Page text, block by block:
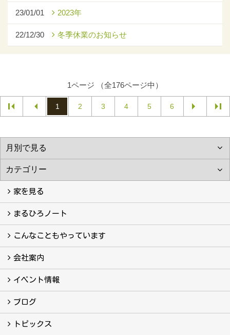
23/01/01 2023年
22/12/30 冬季休業のお知らせ
1ページ （全176ページ中）
1 2 3 4 5 6
家を見る
フォトギャラリー
現場レポート
完工事例
お客様の声
まるひろノート
真っ直ぐの家づくり
自慢の大工たち
こだわりの自然素材
快適な家のエッセンス
注文住宅ができるまで
こんなこともやっています
こんなこともやっています
会社案内
会社案内
まるひろの人
スタッフ紹介
プライバシーポリシー
イベント情報
イベント予告
イベント報告
ブログ
ブログ
トピックス